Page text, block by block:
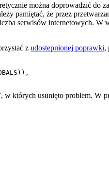
można doprowadzić
pamiętać, że przez
serwisów internetowych.
z udostepnionej poprawki,
których usunięto problem. W